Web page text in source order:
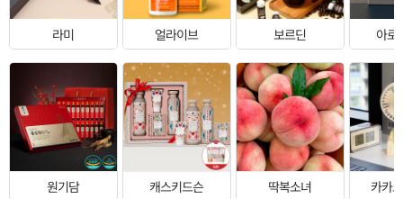
라미
원기담
얼라이브
캐스키드슨
보르딘
딱복소녀
아로
카카